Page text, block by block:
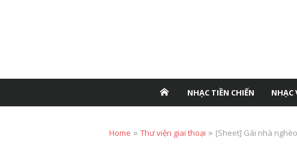
NHẠC TIỀN CHIẾN NHẠC
Home » Thư viện giai thoại » [Sheet] Gái nhà